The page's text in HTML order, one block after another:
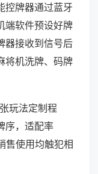
控牌器通过蓝牙
端软件预设好牌
器接收到信号后
将机洗牌、码牌
玩法定制程
序，适配率
售使用均触犯相